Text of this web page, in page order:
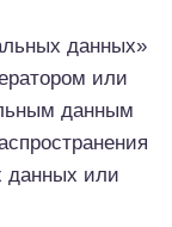
данных»
или
данным
данных или